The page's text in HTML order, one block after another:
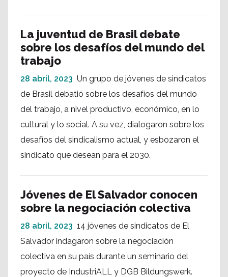
La juventud de Brasil debate
sobre los desafíos del mundo del
trabajo
28 abril, 2023 Un grupo de jóvenes de sindicatos
de Brasil debatió sobre los desafíos del mundo
del trabajo, a nivel productivo, económico, en lo
cultural y lo social. A su vez, dialogaron sobre los
desafíos del sindicalismo actual, y esbozaron el
sindicato que desean para el 2030.
Jóvenes de El Salvador conocen
sobre la negociación colectiva
28 abril, 2023 14 jóvenes de sindicatos de El
Salvador indagaron sobre la negociación
colectiva en su país durante un seminario del
proyecto de IndustriALL y DGB Bildungswerk.